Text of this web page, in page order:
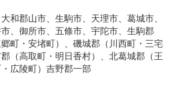
和郡山市、生駒市、天理市、葛城市、
、御所市、五條市、宇陀市、生駒郡
郷町・安堵町）、磯城郡（川西町・三宅
（高取町・明日香村）、北葛城郡（王
広陵町）吉野郡一部